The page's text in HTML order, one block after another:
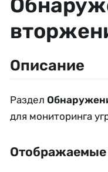
Описание
Раздел
для мониторинга